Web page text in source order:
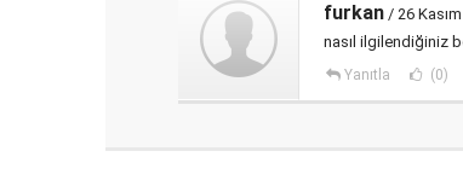
furkan / 26
nasıl ilgilendiğiniz
Yanıtla (0)